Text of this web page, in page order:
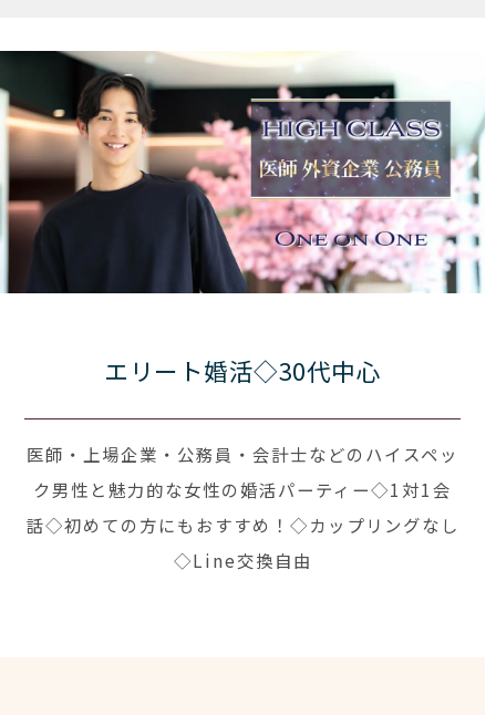
エリート婚活◇30代中心
医師・上場企業・公務員・会計士などのハイスペッ
ク男性と魅力的な女性の婚活パーティー◇1対1会
話◇初めての方にもおすすめ！◇カップリングなし
◇Line交換自由